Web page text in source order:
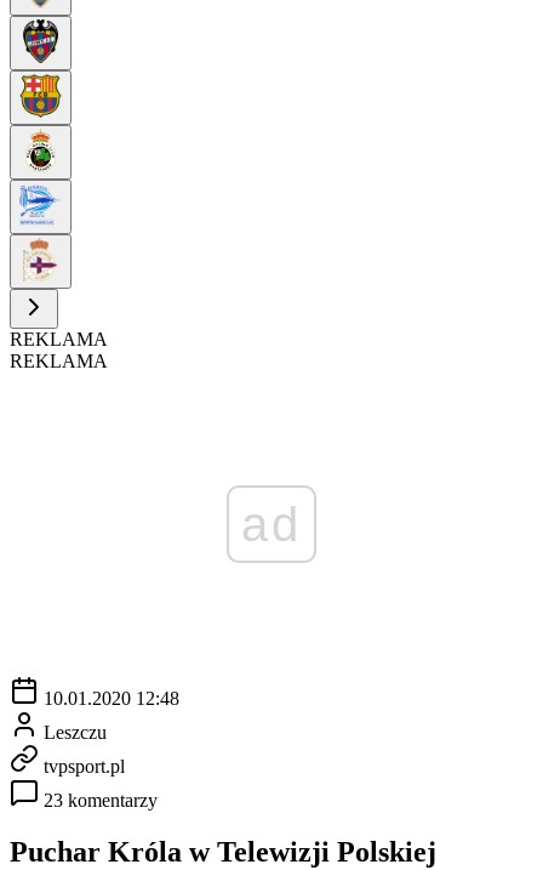
REKLAMA
REKLAMA
ad
10.01.2020 12:48
Leszczu
tvpsport.pl
23 komentarzy
Puchar Króla w Telewizji Polskiej